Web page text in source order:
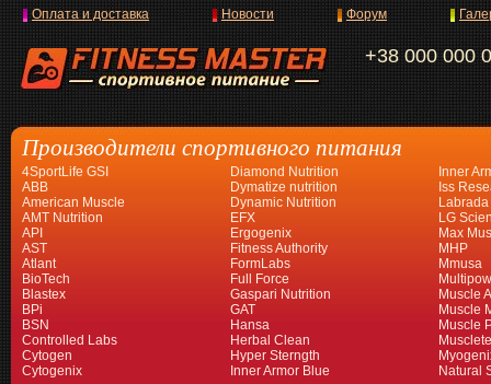
+38 000 000
Оплата и доставка Новости Форум
Производители спортивного питания
4SportLife GSI
ABB
American Muscle
AMT Nutrition
API
AST
Atlant
BioTech
Blastex
BPi
BSN
Controlled Labs
Cytogen
Cytogenix
Diamond Nutrition
Dymatize nutrition
Dynamic Nutrition
EFX
Ergogenix
Fitness Authority
FormLabs
Full Force
Gaspari Nutrition
GAT
Hansa
Herbal Clean
Hyper Sterngth
Inner Armor Blue
Inner
Iss
Labrada
LG
Max
MHP
Mmusa
Muscle
Muscle
Muscle
Natural